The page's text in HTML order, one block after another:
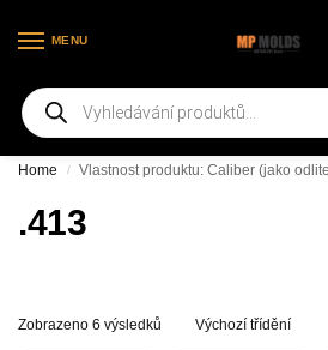
MENU
Vítejte na našich nových
Home / Vlastnost produktu: Caliber (jako
.413
Zobrazeno 6 výsledků